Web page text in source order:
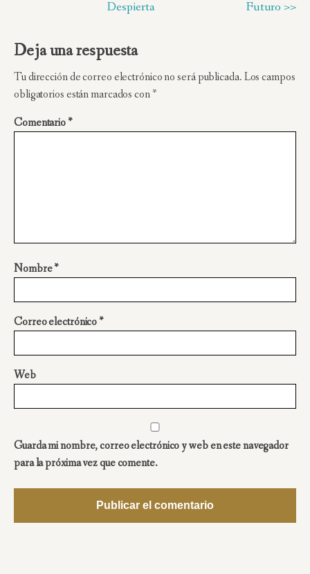
Despierta
Futuro >>
Deja una respuesta
Tu dirección de correo electrónico no será publicada.Los campos
obligatorios están marcados con*
Comentario*
Nombre*
Correo electrónico*
Web
Guarda mi nombre, correo electrónico y web en este navegador
para la próxima vez que comente.